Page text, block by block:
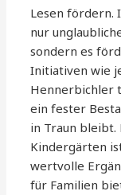
Lesen fördern.
nur
sondern es
Initiativen wie
Hennerbichler
ein fester
in Traun bleibt.
Kindergärten
wertvolle
für Familien